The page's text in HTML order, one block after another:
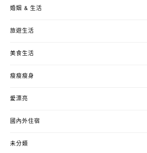
婚姻 & 生活
旅遊生活
美食生活
瘦瘦瘦身
愛漂亮
國內外住宿
未分類